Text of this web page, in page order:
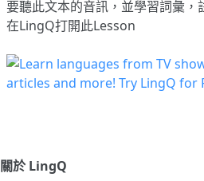
要聽此文本的音訊，並學習詞彙，
在LingQ打開此Lesson
關於 LingQ